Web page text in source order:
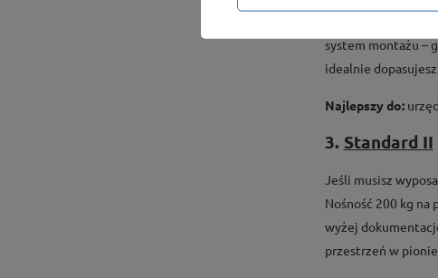
Na drugim
system montażu –
idealnie
Najlepszy do:
3. Standard II
Jeśli musisz
Nośność 200 kg na
wyżej
przestrzeń w